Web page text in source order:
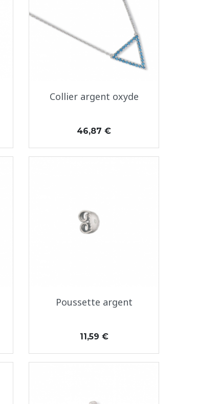
 Aperçu rapide
Collier argent oxyde
Prix
46,87 €
Aperçu rapide
Poussette argent
Prix
11,59 €